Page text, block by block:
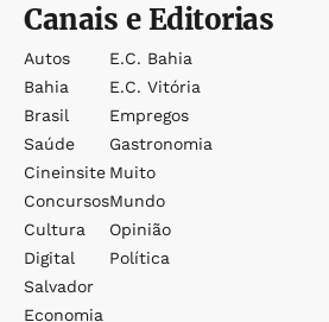
Canais e Editorias
Autos
Bahia
Brasil
Saúde
Cineinsite
Concursos
Cultura
Digital
Salvador
Economia
E.c. Bahia
E.c. Vitória
Empregos
Gastronomia
Muito
Mundo
Opinião
Política